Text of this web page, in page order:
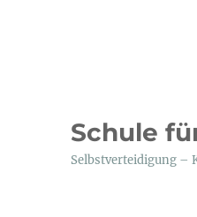
Schule
Selbstverteidigung –